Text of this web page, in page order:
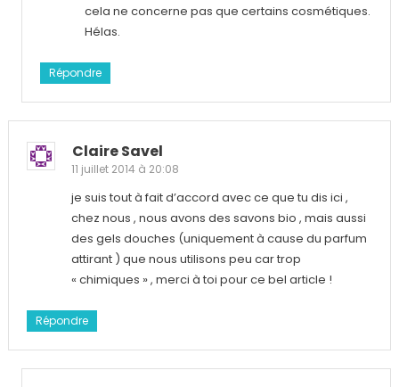
cela ne concerne pas que certains cosmétiques.
Hélas.
Répondre
Claire Savel
11 juillet 2014 à 20:08
je suis tout à fait d’accord avec ce que tu dis ici ,
chez nous , nous avons des savons bio , mais aussi
des gels douches (uniquement à cause du parfum
attirant ) que nous utilisons peu car trop
« chimiques » , merci à toi pour ce bel article !
Répondre